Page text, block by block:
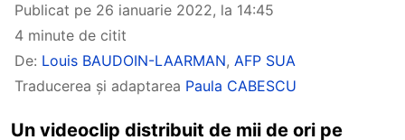
Publicat pe 26 ianuarie 2022, la 14:45
4 minute de citit
De: Louis BAUDOIN-LAARMAN, AFP SUA
Traducerea și adaptarea Paula CABESCU
Un videoclip distribuit de mii de ori pe